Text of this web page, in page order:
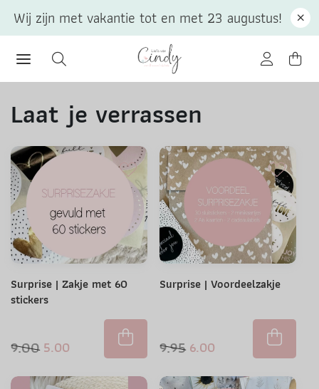
Laat je verrassen
Surprise | Zakje met 60
stickers
9.00 5.00
Surprise | Voordeelzakje
9.95 6.00
Wij zijn met vakantie tot en met 23 augustus!